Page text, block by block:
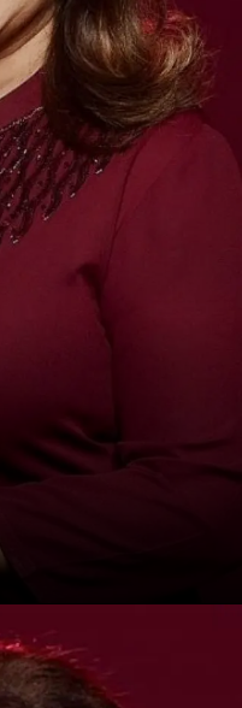
फिल्मों
फिल्म डायरेक्ट नहीं